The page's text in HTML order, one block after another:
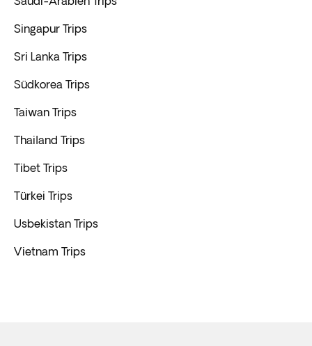
Singapur Trips
Sri Lanka Trips
Südkorea Trips
Taiwan Trips
Thailand Trips
Tibet Trips
Türkei Trips
Usbekistan Trips
Vietnam Trips